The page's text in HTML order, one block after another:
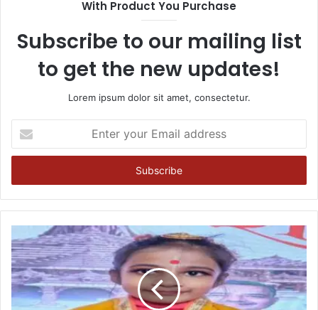
With Product You Purchase
Subscribe to our mailing list
to get the new updates!
Lorem ipsum dolor sit amet, consectetur.
your
Email